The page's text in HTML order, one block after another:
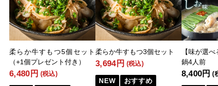
柔らか牛すもつ5個セット
（+1個プレゼント付き）
6,480円 (税込)
柔らか牛すもつ3個セット
3,694円 (税込)
NEW
おすすめ
【味が選
鍋4人前
8,400円 (